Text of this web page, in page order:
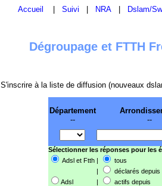
Accueil Suivi NRA Dslam/
Dégroupage et FTTH
S'inscrire à la liste de diffusion (nouveaux
Département
--
--
Sélectionner les réponses pour les
Adsl et Ftth |
tous
|
déclarés depuis
Adsl |
actifs depuis